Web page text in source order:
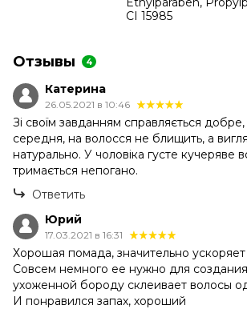
CI 15985
Отзывы 4
Катерина
26.05.2021 в 10:46
Зі своїм завданням справляється добре,
середня, на волосся не блищить, а
натурально. У чоловіка густе кучеряве
тримається непогано.
Ответить
Юрий
17.03.2021 в 16:31
Хорошая помада, значительно
Совсем немного ее нужно для
ухоженной бороду склеивает волосы
И понравился запах, хороший